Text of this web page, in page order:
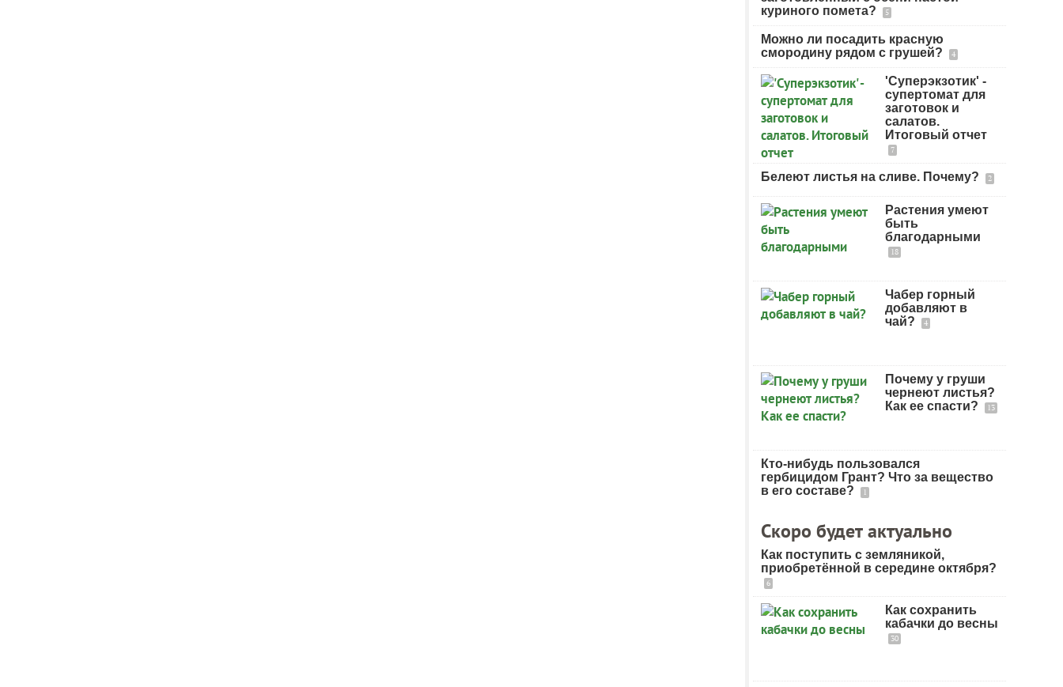
куриного помета?
5
Можно ли посадить красную
смородину рядом с грушей?
4
'Суперэкзотик' -
супертомат для
заготовок и
салатов.
Итоговый отчет
7
Белеют листья на сливе. Почему? 2
Растения умеют
быть
благодарными
18
Чабер горный
добавляют в
чай?
4
Почему у груши
чернеют листья?
Как ее спасти?
13
Кто-нибудь пользовался
гербицидом Грант? Что за вещество
в его составе?
1
Скоро будет актуально
Как поступить с земляникой,
приобретённой в середине октября?
6
Как сохранить
кабачки до весны
30